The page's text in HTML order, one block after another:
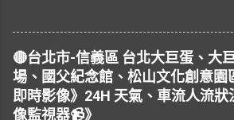
直播 #即時路況 #即時影
市 #臺北市 #台北市 #松
山區 #松山慈祐宮 #台灣
時影像 #JAZZ #JAZZY #
#R&B & #Soul #節奏藍調
🔴台北市-信義區 台北大巨蛋、大
場、國父紀念館、松山文化創意園
即時影像》24H 天氣、車流人流狀
像監視器📹》